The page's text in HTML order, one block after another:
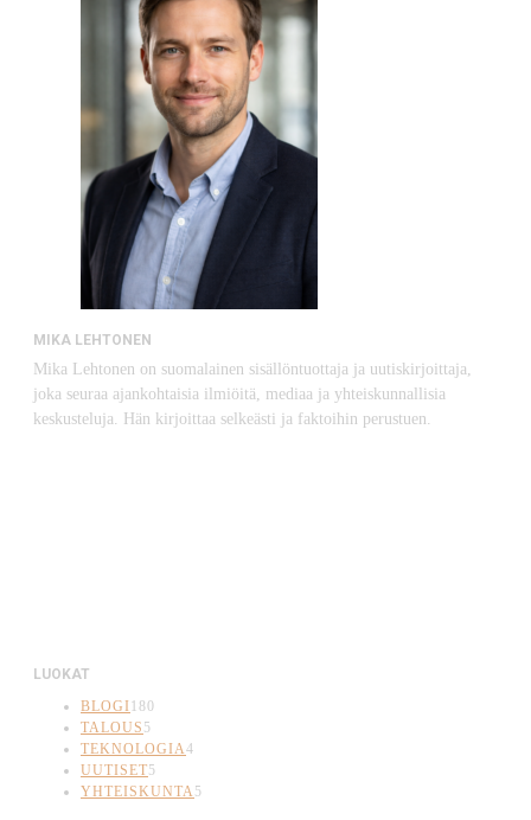
MIKA LEHTONEN
Mika Lehtonen on suomalainen sisällöntuottaja ja uutiskirjoittaja,
joka seuraa ajankohtaisia ilmiöitä, mediaa ja yhteiskunnallisia
keskusteluja. Hän kirjoittaa selkeästi ja faktoihin perustuen.
LUOKAT
BLOGI180
TALOUS 5
TEKNOLOGIA4
UUTISET5
YHTEISKUNTA 5